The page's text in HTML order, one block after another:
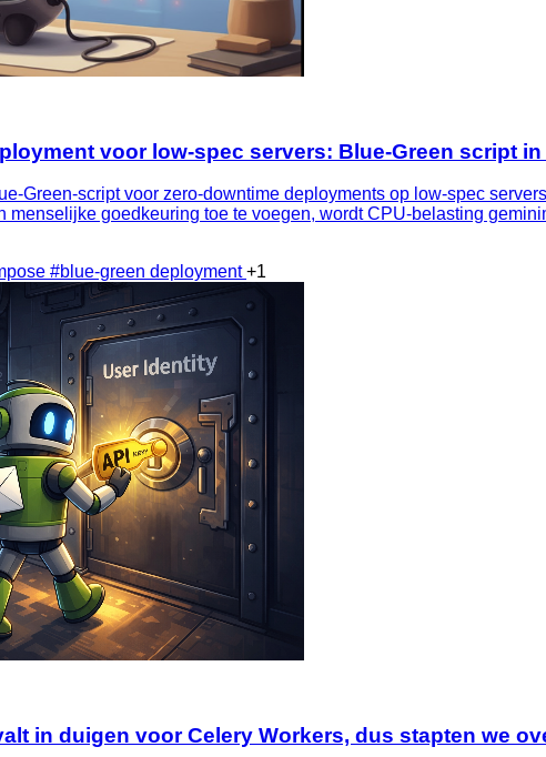
voor low‑spec servers: Blue‑Green script
voor zero‑downtime deployments op low‑spec
menselijke goedkeuring toe te voegen, wordt CPU‑belasting
#blue-green deployment+1
in duigen voor Celery Workers, dus stapten we